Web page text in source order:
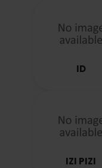
ID
IZI PIZI